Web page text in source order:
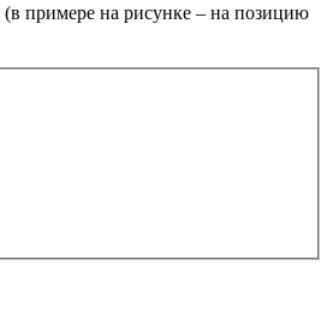
(в примере на рисунке – на позицию